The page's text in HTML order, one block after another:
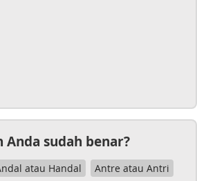
Anda sudah benar?
atau Handal
Antre atau Antri